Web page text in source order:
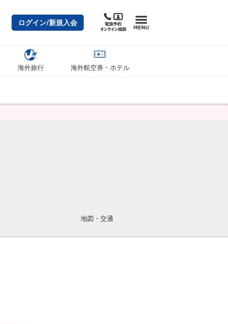
ログイン/新規入会
海外旅行 海外航空券・ホテル
地図・交通